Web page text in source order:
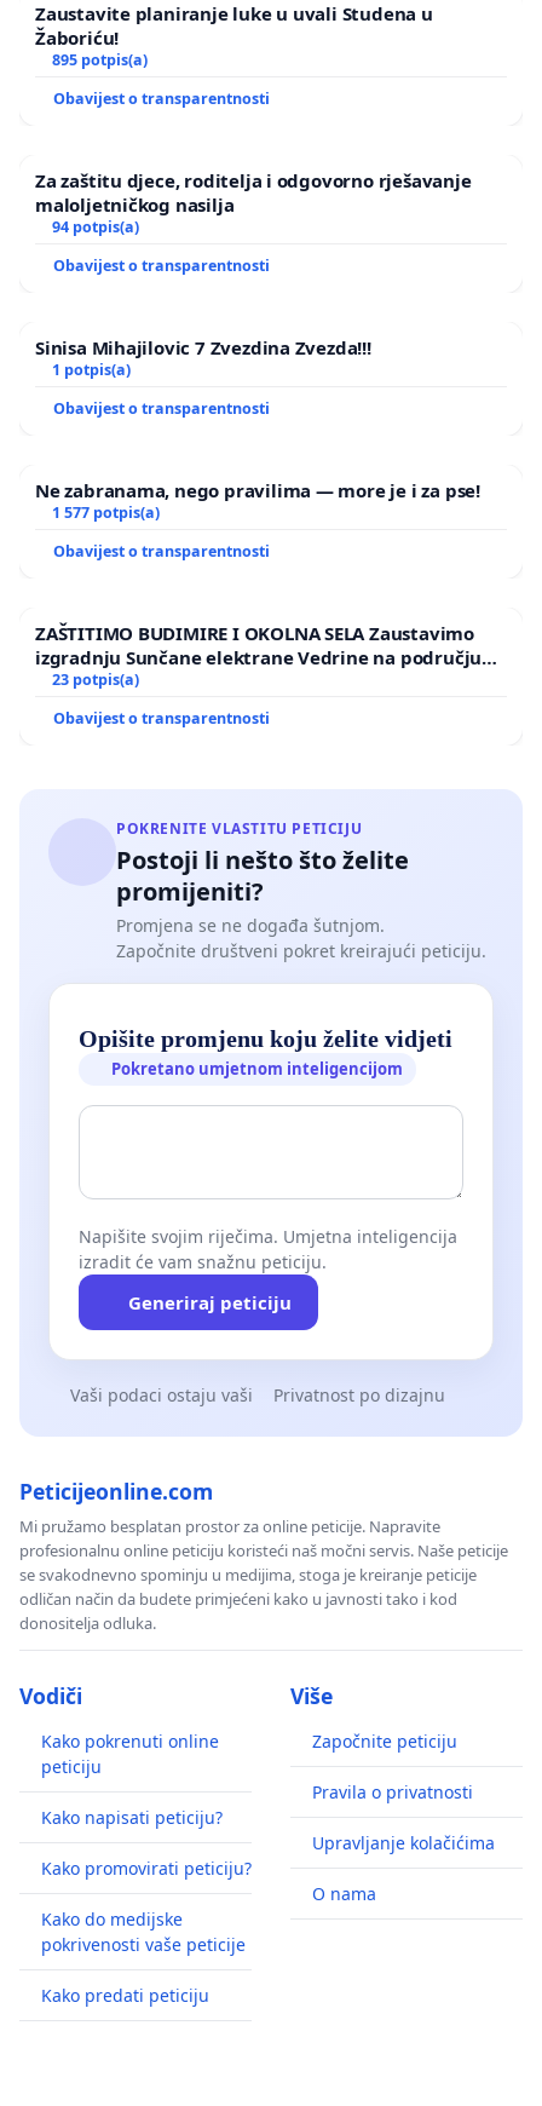
Zaustavite planiranje luke u uvali Studena u
Žaboriću!
895 potpis(a)
Obavijest o transparentnosti
Za zaštitu djece, roditelja i odgovorno rješavanje
maloljetničkog nasilja
94 potpis(a)
Obavijest o transparentnosti
Sinisa Mihajilovic 7 Zvezdina Zvezda!!!
1 potpis(a)
Obavijest o transparentnosti
Ne zabranama, nego pravilima — more je i za pse!
1 577 potpis(a)
Obavijest o transparentnosti
ZAŠTITIMO BUDIMIRE I OKOLNA SELA Zaustavimo
izgradnju Sunčane elektrane Vedrine na području
Ugljana
23 potpis(a)
Obavijest o transparentnosti
POKRENITE VLASTITU PETICIJU
Postoji li nešto što želite
promijeniti?
Promjena se ne događa šutnjom.
Započnite društveni pokret kreirajući peticiju.
Opišite promjenu koju želite vidjeti
Pokretano umjetnom inteligencijom
Napišite svojim riječima. Umjetna inteligencija
izradit će vam snažnu peticiju.
Generiraj peticiju
Vaši podaci ostaju vaši Privatnost po dizajnu
Peticijeonline.com
Mi pružamo besplatan prostor za online peticije. Napravite
profesionalnu online peticiju koristeći naš močni servis. Naše peticije
se svakodnevno spominju u medijima, stoga je kreiranje peticije
odličan način da budete primjećeni kako u javnosti tako i kod
donositelja odluka.
Vodiči
Kako pokrenuti online
peticiju
Kako napisati peticiju?
Kako promovirati peticiju?
Kako do medijske
pokrivenosti vaše peticije
Kako predati peticiju
Više
Započnite peticiju
Pravila o privatnosti
Upravljanje kolačićima
O nama